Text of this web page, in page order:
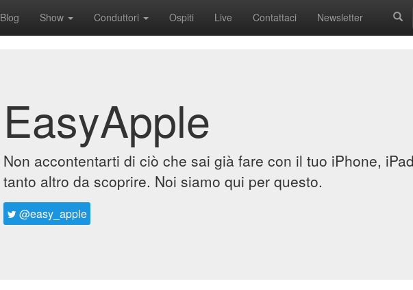
Blog Show Conduttori Ospiti Live Contattaci Newsletter
EasyApple
Non accontentarti di ciò che sai già fare con il tuo iPhone,
tanto altro da scoprire. Noi siamo qui per questo.
@easy_apple